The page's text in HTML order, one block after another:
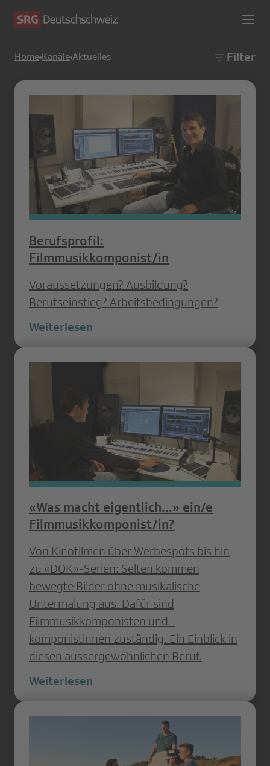
Home Kanäle Aktuelles Filter
Berufsprofil:
Filmmusikkomponist/in
Voraussetzungen? Ausbildung?
Berufseinstieg? Arbeitsbedingungen?
Weiterlesen
«Was macht eigentlich...» ein/e
Filmmusikkomponist/in?
Von Kinofilmen über Werbespots bis hin
zu «DOK»-Serien: Selten kommen
bewegte Bilder ohne musikalische
Untermalung aus. Dafür sind
Filmmusikkomponisten und -
komponistinnen zuständig. Ein Einblick in
diesen aussergewöhnlichen Beruf.
Weiterlesen